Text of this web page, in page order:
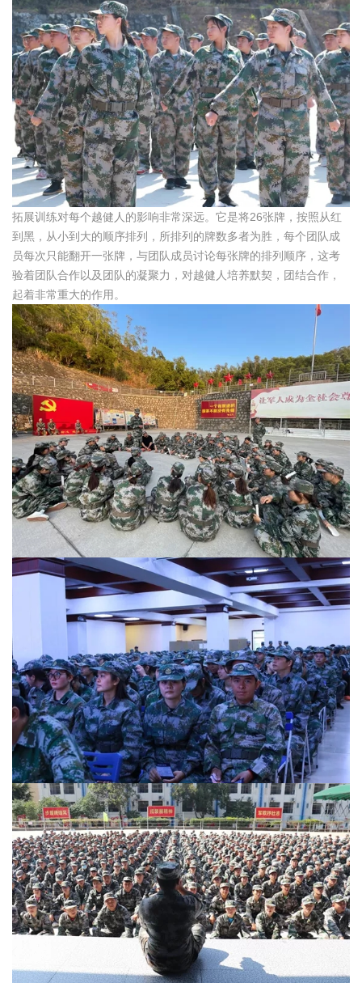
拓展训练对每个越健人的影响非常深远。它是将26张牌，按照从红
到黑，从小到大的顺序排列，所排列的牌数多者为胜，每个团队成
员每次只能翻开一张牌，与团队成员讨论每张牌的排列顺序，这考
验着团队合作以及团队的凝聚力，对越健人培养默契，团结合作，
起着非常重大的作用。